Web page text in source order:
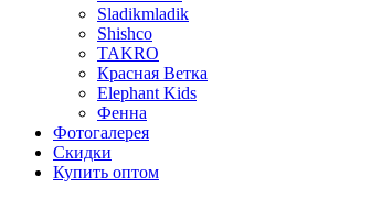
Sladikmladik
Shishco
TAKRO
Красная Ветка
Elephant Kids
Фенна
Фотогалерея
Скидки
Купить оптом